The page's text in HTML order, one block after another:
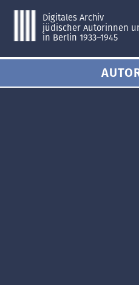
Digitales Archiv
jüdischer Autorinnen
in Berlin 1933–1945